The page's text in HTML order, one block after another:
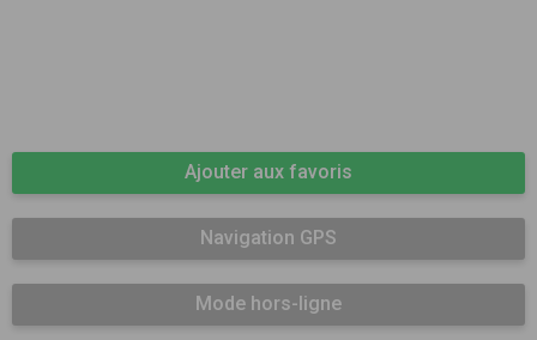
Ajouter aux favoris
Navigation GPS
Mode hors-ligne